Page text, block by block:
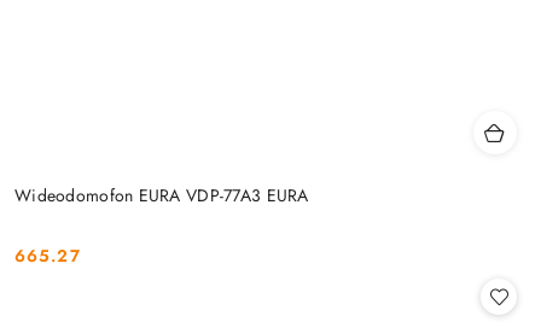
Wideodomofon EURA VDP-77A3 EURA
Cena:
665.27